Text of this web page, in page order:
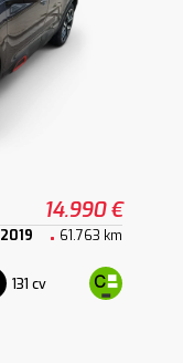
14.990 €
2019 61.763 km
131 cv